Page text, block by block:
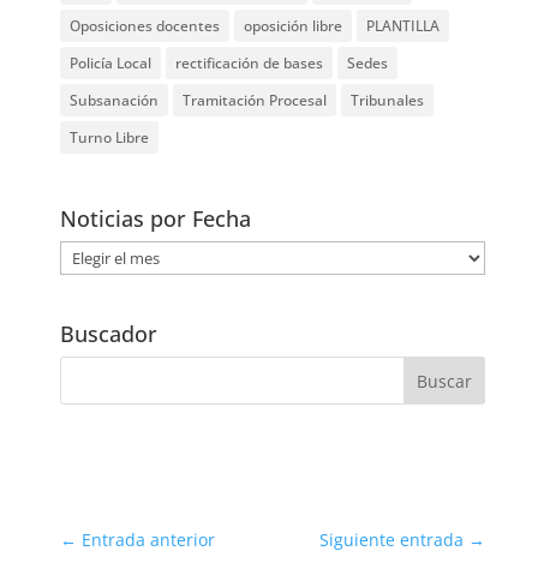
Oposiciones docentes
oposición libre
PLANTILLA
Policía Local
rectificación de bases
Sedes
Subsanación
Tramitación Procesal
Tribunales
Turno Libre
Noticias por Fecha
Noticias
por
Buscador
← Entrada anterior Siguiente entrada →